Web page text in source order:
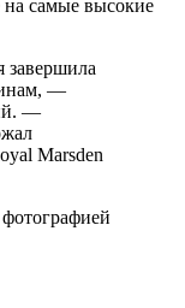
самые высокие
завершила
—
—
Marsden